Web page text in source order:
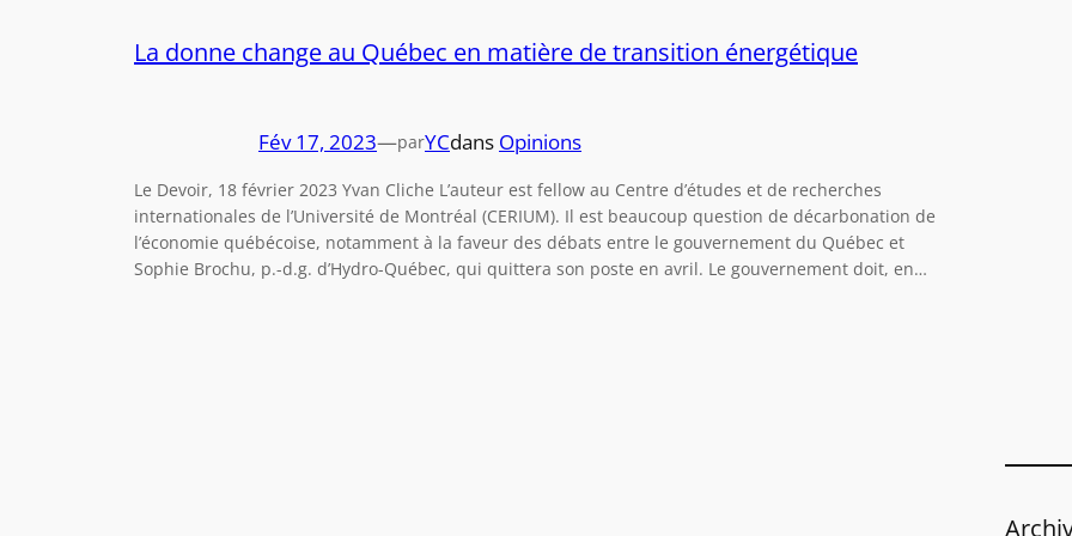
La donne change au Québec en matière de transition énergétique
Fév 17, 2023—parYCdans Opinions
Le Devoir, 18 février 2023 Yvan Cliche L’auteur est fellow au Centre d’études et de recherches
internationales de l’Université de Montréal (CERIUM). Il est beaucoup question de décarbonation de
l’économie québécoise, notamment à la faveur des débats entre le gouvernement du Québec et
Sophie Brochu, p.-d.g. d’Hydro-Québec, qui quittera son poste en avril. Le gouvernement doit, en…